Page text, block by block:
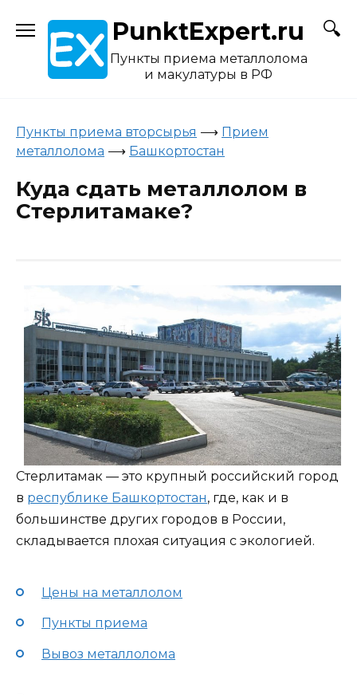
content
PunktExpert.ru
Пункты приема металлолома
и макулатуры в РФ
Пункты приема вторсырья ⟶ Прием
металлолома ⟶ Башкортостан
Куда сдать металлолом в
Стерлитамаке?
Стерлитамак — это крупный российский город
в республике Башкортостан, где, как и в
большинстве других городов в России,
складывается плохая ситуация с экологией.
Цены на металлолом
Пункты приема
Вывоз металлолома